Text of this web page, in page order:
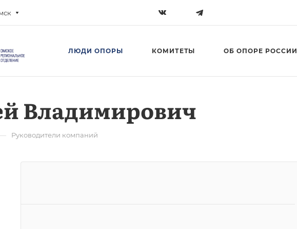
ЛЮДИ ОПОРЫ КОМИТЕТЫ ОБ ОПОРЕ РОССИИ
Владимирович
Руководители компаний